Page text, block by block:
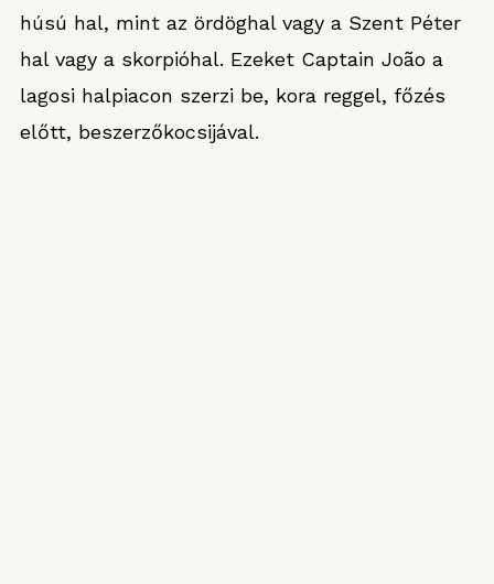
húsú hal, mint az ördöghal vagy a Szent Péter
hal vagy a skorpióhal. Ezeket Captain João a
lagosi halpiacon szerzi be, kora reggel, főzés
előtt, beszerzőkocsijával.